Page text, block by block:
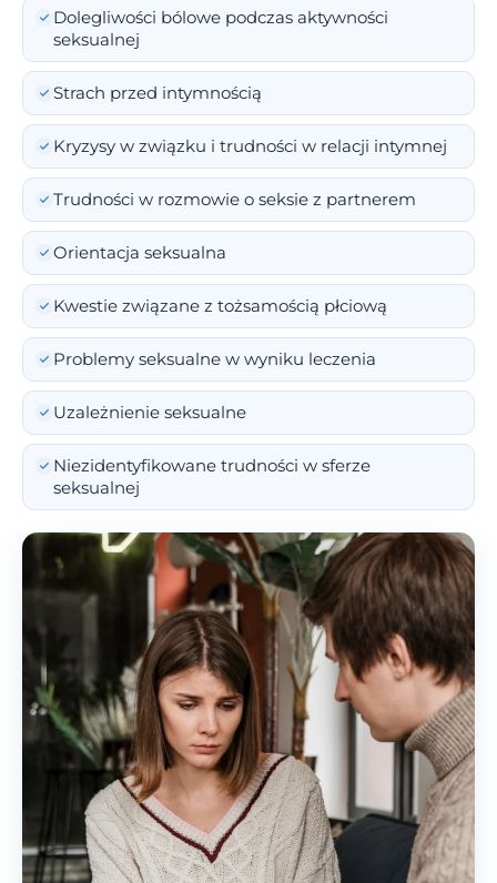
Dolegliwości bólowe podczas aktywności
seksualnej
Strach przed intymnością
Kryzysy w związku i trudności w relacji intymnej
Trudności w rozmowie o seksie z partnerem
Orientacja seksualna
Kwestie związane z tożsamością płciową
Problemy seksualne w wyniku leczenia
Uzależnienie seksualne
Niezidentyfikowane trudności w sferze
seksualnej